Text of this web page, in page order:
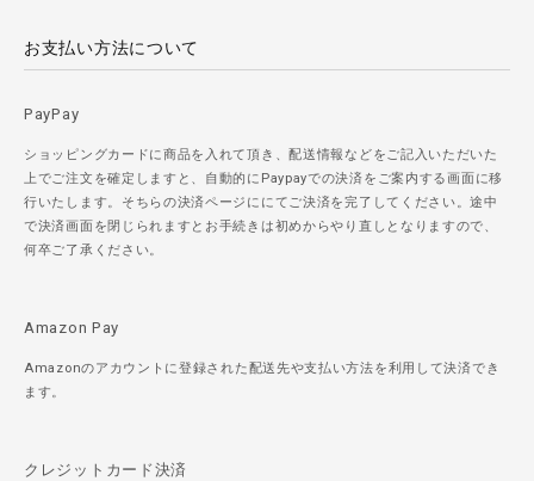
お支払い方法について
PayPay
ショッピングカードに商品を入れて頂き、配送情報などをご記入いただいた
上でご注文を確定しますと、自動的にPaypayでの決済をご案内する画面に移
行いたします。そちらの決済ページににてご決済を完了してください。途中
で決済画面を閉じられますとお手続きは初めからやり直しとなりますので、
何卒ご了承ください。
Amazon Pay
Amazonのアカウントに登録された配送先や支払い方法を利用して決済でき
ます。
クレジットカード決済